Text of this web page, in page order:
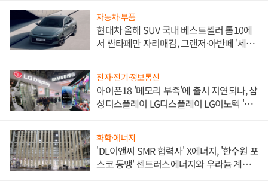
자동차·부품
현대차 올해 SUV 국내 베스트셀러 톱10에
서 싼타페만 자리매김, 그랜저·아반떼 '세단
전자·전기·정보통신
아이폰18 '메모리 부족'에 출시 지연되나, 삼
성디스플레이 LG디스플레이 LG이노텍 '탈
화학·에너지
'DL이앤씨 SMR 협력사' X에너지, '한수원 포
스코 동맹' 센트러스에너지와 우라늄 계약